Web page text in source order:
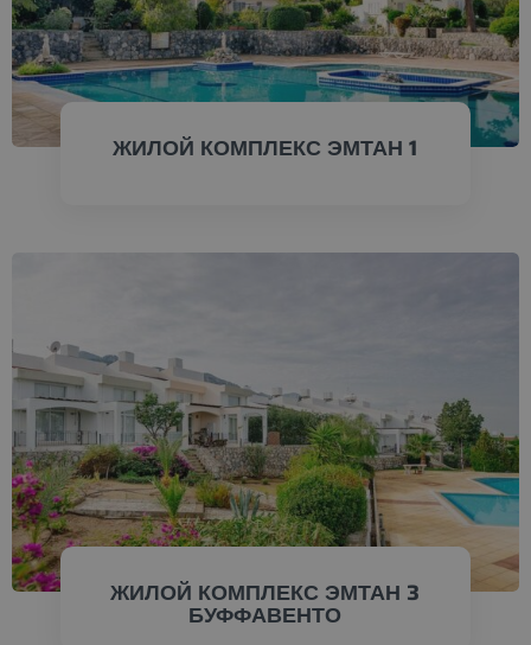
ЖИЛОЙ КОМПЛЕКС ЭМТАН 1
ЖИЛОЙ КОМПЛЕКС ЭМТАН 3
БУФФАВЕНТО